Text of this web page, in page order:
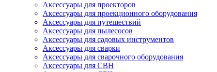
Аксессуары для проекторов
Аксессуары для проекционного оборудования
Аксессуары для путешествий
Аксессуары для пылесосов
Аксессуары для садовых инструментов
Аксессуары для сварки
Аксессуары для сварочного оборудования
Аксессуары для СВН